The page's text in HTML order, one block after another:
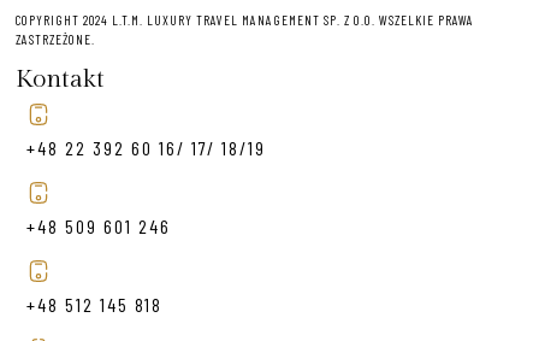
COPYRIGHT 2024 L.T.M. LUXURY TRAVEL MANAGEMENT SP. Z O.O. WSZELKIE PRAWA
ZASTRZEŻONE.
Kontakt
+48 22 392 60 16/ 17/ 18/19
+48 509 601 246
+48 512 145 818